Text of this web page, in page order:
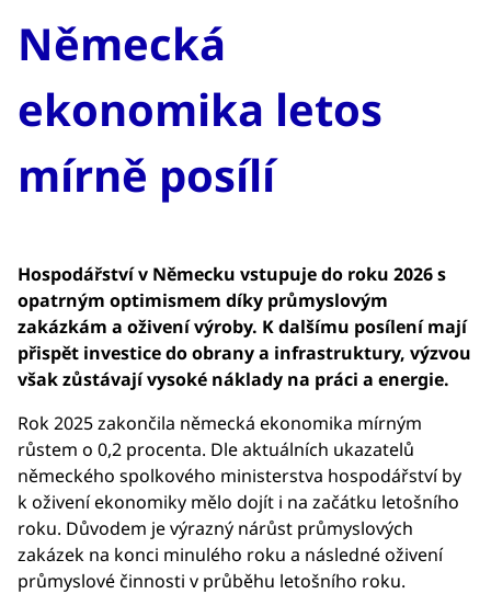
Německá
ekonomika letos
mírně posílí
Hospodářství v Německu vstupuje do roku 2026 s
opatrným optimismem díky průmyslovým
zakázkám a oživení výroby. K dalšímu posílení mají
přispět investice do obrany a infrastruktury, výzvou
však zůstávají vysoké náklady na práci a energie.
Rok 2025 zakončila německá ekonomika mírným
růstem o 0,2 procenta. Dle aktuálních ukazatelů
německého spolkového ministerstva hospodářství by
k oživení ekonomiky mělo dojít i na začátku letošního
roku. Důvodem je výrazný nárůst průmyslových
zakázek na konci minulého roku a následné oživení
průmyslové činnosti v průběhu letošního roku.